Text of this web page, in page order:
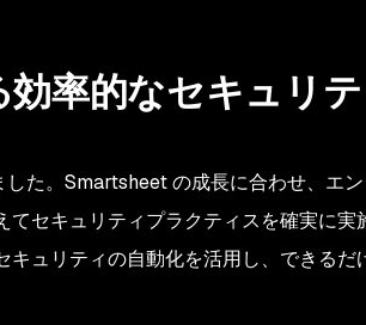
率的なセキュリ
た。Smartsheet の成長に合わせ、エ
セキュリティプラクティスを確実に実
ュリティの自動化を活用し、できるだ